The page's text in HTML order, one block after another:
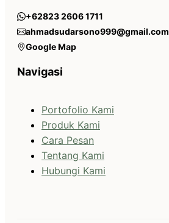
+62823 2606 1711
ahmadsudarsono999@gmail.com
Google Map
Navigasi
Portofolio Kami
Produk Kami
Cara Pesan
Tentang Kami
Hubungi Kami